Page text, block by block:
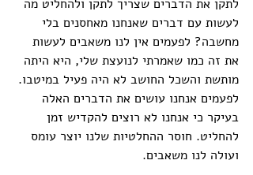
לתקן את הדברים שצריך לתקן ולהחליט מה
לעשות עם דברים שאנחנו מאחסנים בלי
מחשבה? לפעמים אין לנו משאבים לעשות
את זה כמו שאמרתי לנועצת שלי, היא היתה
מותשת והשכל החושב לא היה פעיל במיטבו.
לפעמים אנחנו עושים את הדברים האלה
בעיקר כי אנחנו לא רוצים להקדיש זמן
להחליט. חוסר ההחלטיות שלנו יוצר עומס
ועולה לנו משאבים.